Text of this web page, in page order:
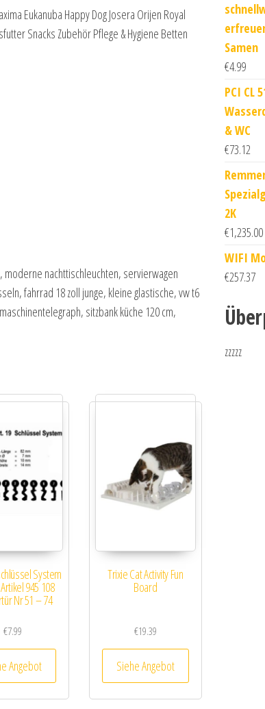
Eukanuba Happy Dog Josera Orijen Royal
Snacks Zubehör Pflege & Hygiene Betten
nachttischleuchten, servierwagen
fahrrad 18 zoll junge, kleine glastische, vw t6
sitzbank küche 120 cm,
System
945 108
Nr 51 – 74
€7.99
Angebot
Trixie Cat Activity Fun
Board
€19.39
Siehe Angebot
Samen
€4.99
PCI CL
& WC
€73.12
2K
€1,235.00
WIFI
€257.37
zzzzz